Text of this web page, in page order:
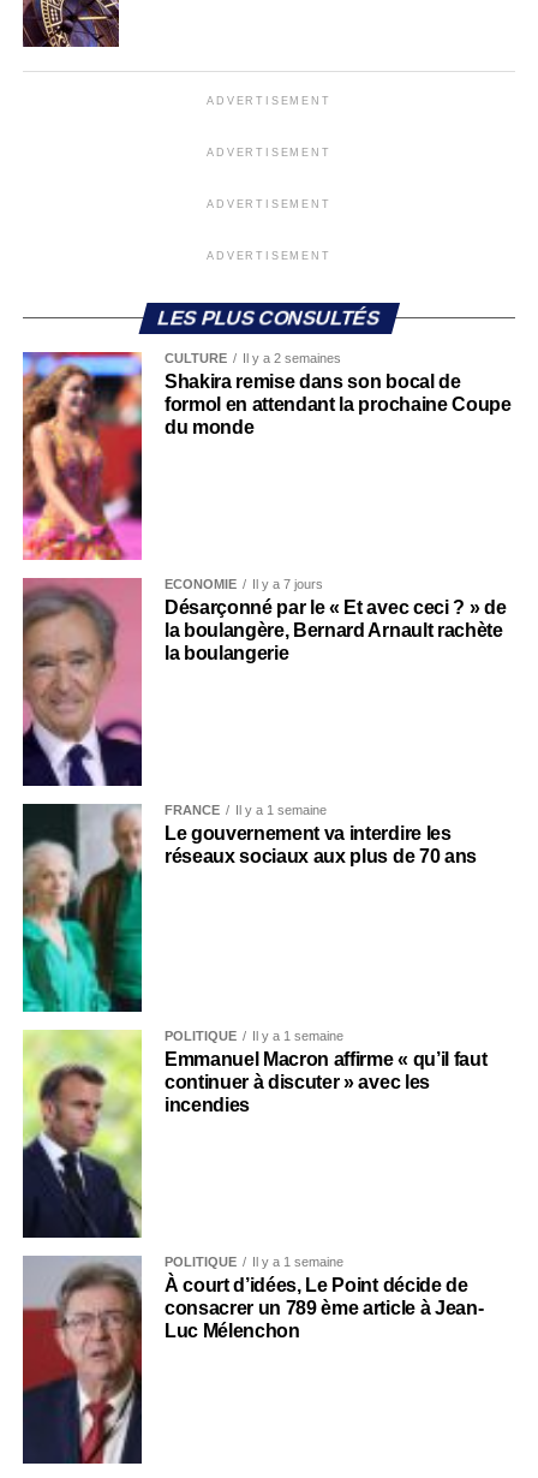
ADVERTISEMENT
ADVERTISEMENT
ADVERTISEMENT
ADVERTISEMENT
LES PLUS CONSULTÉS
CULTURE Il y a 2 semaines
Shakira remise dans son bocal de
formol en attendant la prochaine Coupe
du monde
ECONOMIE Il y a 7 jours
Désarçonné par le « Et avec ceci ? » de
la boulangère, Bernard Arnault rachète
la boulangerie
FRANCE Il y a 1 semaine
Le gouvernement va interdire les
réseaux sociaux aux plus de 70 ans
POLITIQUE Il y a 1 semaine
Emmanuel Macron affirme « qu’il faut
continuer à discuter » avec les
incendies
POLITIQUE Il y a 1 semaine
À court d’idées, Le Point décide de
consacrer un 789 ème article à Jean-
Luc Mélenchon